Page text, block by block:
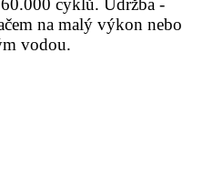
cyklů. Údržba -
na malý výkon nebo
vodou.